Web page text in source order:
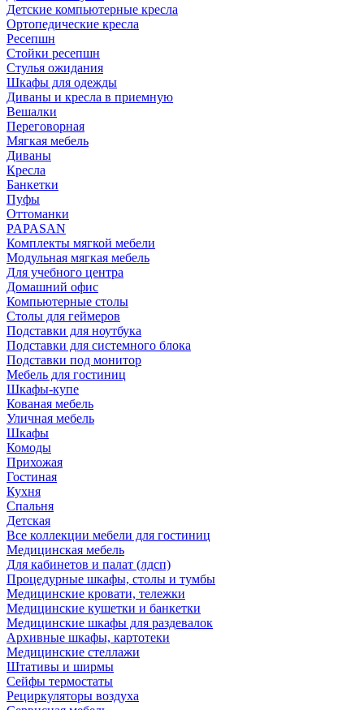
Детские компьютерные кресла
Ортопедические кресла
Ресепшн
Стойки ресепшн
Стулья ожидания
Шкафы для одежды
Диваны и кресла в приемную
Вешалки
Переговорная
Мягкая мебель
Диваны
Кресла
Банкетки
Пуфы
Оттоманки
PAPASAN
Комплекты мягкой мебели
Модульная мягкая мебель
Для учебного центра
Домашний офис
Компьютерные столы
Столы для геймеров
Подставки для ноутбука
Подставки для системного блока
Подставки под монитор
Мебель для гостиниц
Шкафы-купе
Кованая мебель
Уличная мебель
Шкафы
Комоды
Прихожая
Гостиная
Кухня
Спальня
Детская
Все коллекции мебели для гостиниц
Медицинская мебель
Для кабинетов и палат (лдсп)
Процедурные шкафы, столы и тумбы
Медицинские кровати, тележки
Медицинские кушетки и банкетки
Медицинские шкафы для раздевалок
Архивные шкафы, картотеки
Медицинские стеллажи
Штативы и ширмы
Сейфы термостаты
Рециркуляторы воздуха